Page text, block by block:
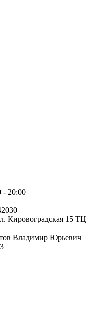
- 20:00
Кировоградская 15 ТЦ
Владимир Юрьевич